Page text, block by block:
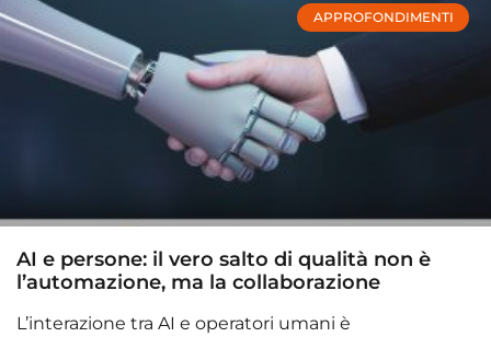
APPROFONDIMENTI
AI e persone: il vero salto di qualità non è
l’automazione, ma la collaborazione
L’interazione tra AI e operatori umani è